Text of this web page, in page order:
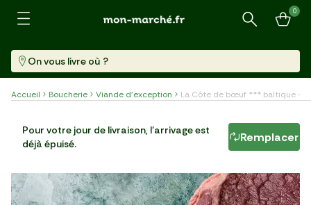
Recherche
0
On vous livre où ?
Accueil Boucherie Viande d'exception La Côte de bœuf *** baltique -
Pièce (1,06 Kg)
Pour votre jour de livraison, l'arrivage est
déjà épuisé.
Remplacer